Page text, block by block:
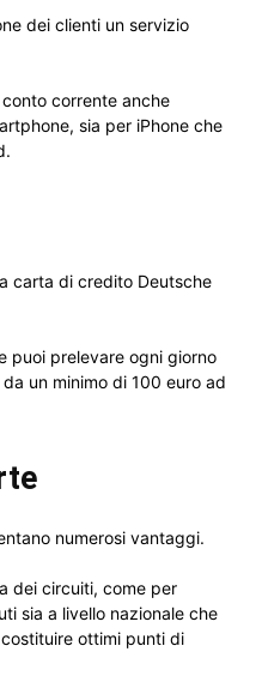
dei clienti un servizio
corrente anche
sia per iPhone che
carta di credito Deutsche
puoi prelevare ogni giorno
un minimo di 100 euro ad
numerosi vantaggi.
dei circuiti, come per
sia a livello nazionale che
ottimi punti di